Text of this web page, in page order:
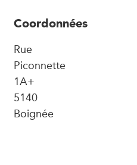
Coordonnées
Rue
Piconnette
1A+
5140
Boignée